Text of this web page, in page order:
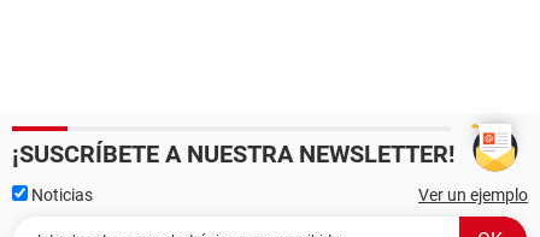
¡SUSCRÍBETE A NUESTRA NEWSLETTER!
Noticias Ver un ejemplo